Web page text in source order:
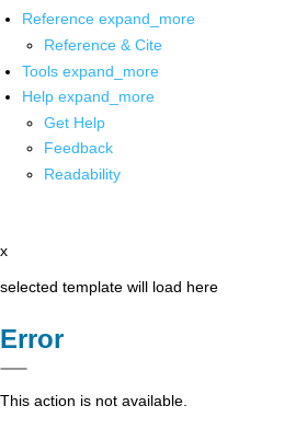
Reference expand_more
Reference & Cite
Tools expand_more
Help expand_more
Get Help
Feedback
Readability
x
selected template will load here
Error
This action is not available.